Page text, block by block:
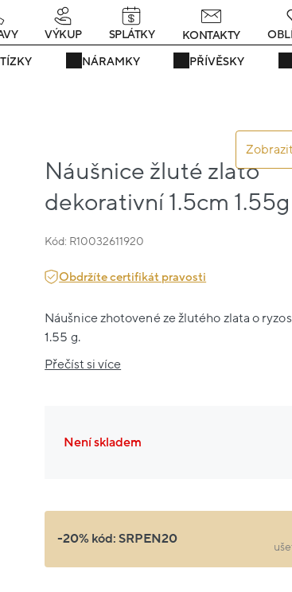
25 dní : 0h : 26m : 03s
NÁRAMKY PŘÍVĚSKY
VÝKUP SPLÁTKY KONTAKTY
Náušnice žluté zlato
dekorativní 1.5cm 1.55g
Kód: R10032611920
Obdržíte certifikát pravosti
Náušnice zhotovené ze žlutého zlata o
1.55 g.
Přečíst si více
Není skladem
-20% kód:SRPEN20